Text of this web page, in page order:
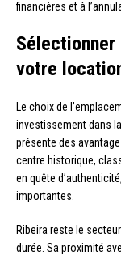
financières et à
Sélectionner
votre
Le choix de
investissement dans la
présente des
centre historique,
en quête
importantes.
Ribeira reste le
durée. Sa proximité